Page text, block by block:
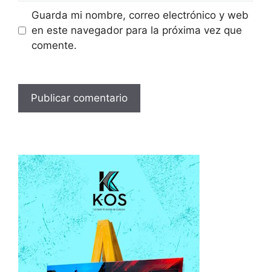
Guarda mi nombre, correo electrónico y web
en este navegador para la próxima vez que
comente.